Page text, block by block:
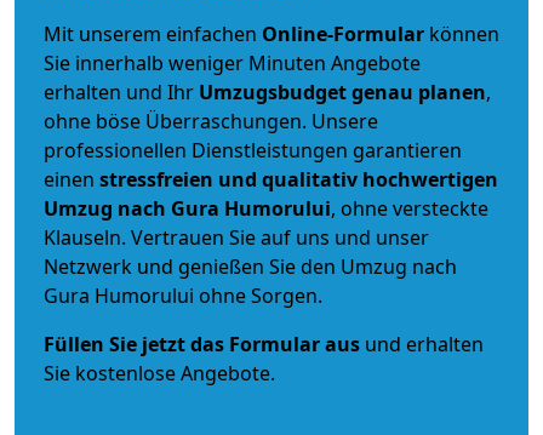
Mit unserem einfachen Online-Formular können
Sie innerhalb weniger Minuten Angebote
erhalten und Ihr Umzugsbudgetgenau planen,
ohne böse Überraschungen. Unsere
professionellen Dienstleistungen garantieren
einen stressfreien und qualitativ hochwertigen
Umzug nach Gura Humorului, ohne versteckte
Klauseln. Vertrauen Sie auf uns und unser
Netzwerk und genießen Sie den Umzug nach
Gura Humorului ohne Sorgen.
Füllen Sie jetzt das Formular aus und erhalten
Sie kostenlose Angebote.